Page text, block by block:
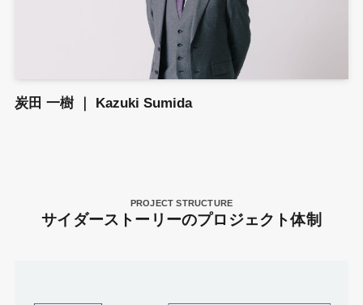
炭田 一樹 ｜ Kazuki Sumida
PROJECT STRUCTURE
サイダーストーリーのプロジェクト体制